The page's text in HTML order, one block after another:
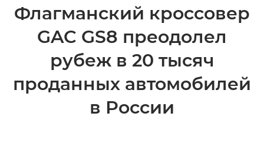
Флагманский кроссовер
GAC GS8 преодолел
рубеж в 20 тысяч
проданных автомобилей
в России